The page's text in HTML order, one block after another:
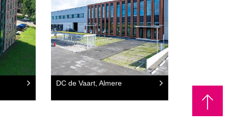
DC de Vaart, Almere